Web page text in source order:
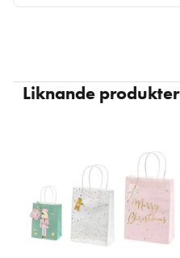
Liknande produkter